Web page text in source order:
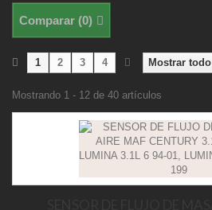
Comparar (0)
Mostrar todo
1 2 3 4
Mostrando 1 - 12 de 40 artículos